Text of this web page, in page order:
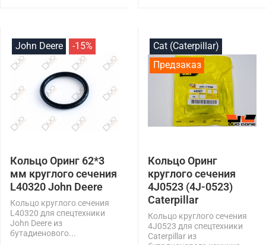
John Deere -15%
Кольцо Оринг 62*3
мм круглого сечения
L40320 John Deere
Кольцо круглого сечения
L40320 для спецтехники
John Deere из
бутадиенового...
Cat (Caterpillar)
Предзаказ
Кольцо Оринг
круглого сечения
4J0523 (4J-0523)
Caterpillar
Кольцо круглого сечения
4J0523 для спецтехники
Caterpillar из